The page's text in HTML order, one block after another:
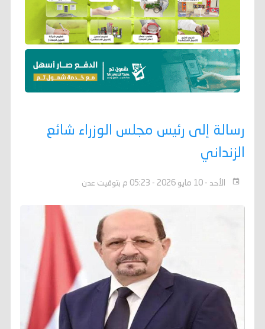
رسالة إلى رئيس مجلس الوزراء شائع
الزنداني
الأحد - 10 مايو 2026 - 05:23 م بتوقيت عدن